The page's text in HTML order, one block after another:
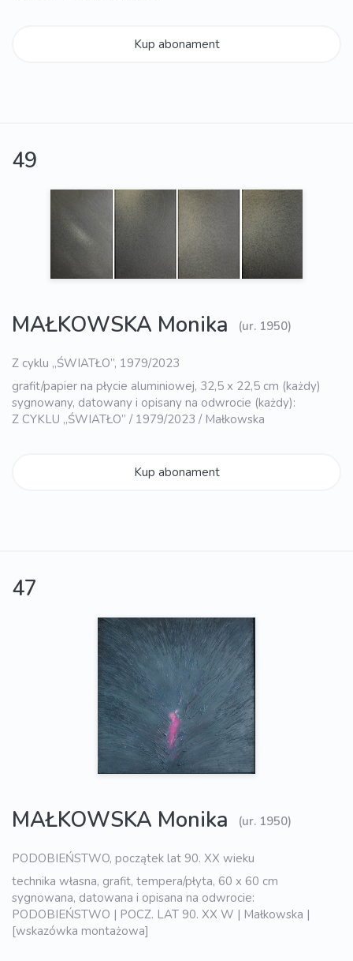
Kup abonament
49
MAŁKOWSKA Monika (ur. 1950)
Z cyklu „ŚWIATŁO”, 1979/2023
grafit/papier na płycie aluminiowej, 32,5 x 22,5 cm (każdy)
sygnowany, datowany i opisany na odwrocie (każdy):
Z CYKLU „ŚWIATŁO” / 1979/2023 / Małkowska
Kup abonament
47
MAŁKOWSKA Monika (ur. 1950)
PODOBIEŃSTWO, początek lat 90. XX wieku
technika własna, grafit, tempera/płyta, 60 x 60 cm
sygnowana, datowana i opisana na odwrocie:
PODOBIEŃSTWO | POCZ. LAT 90. XX W | Małkowska |
[wskazówka montażowa]